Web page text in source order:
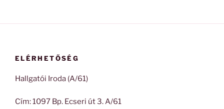
ELÉRHETŐSÉG
Hallgatói Iroda (A/61)
Cím: 1097 Bp. Ecseri út 3. A/61